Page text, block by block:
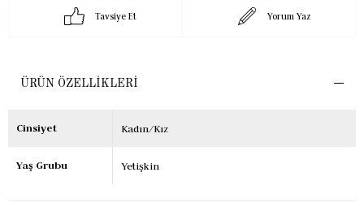
Tavsiye Et Yorum Yaz
ÜRÜN ÖZELLIKLERI
Cinsiyet Kadın/Kız
Yaş Grubu Yetişkin